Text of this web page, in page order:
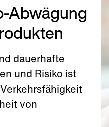
Abwägung
dauerhafte
und Risiko ist
von